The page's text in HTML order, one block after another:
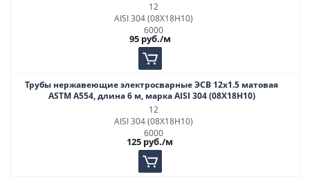
12
AISI 304 (08Х18Н10)
6000
95руб./м
Трубы нержавеющие электросварные ЭСВ 12х1.5 матовая
ASTM A554, длина 6 м, марка AISI 304 (08Х18Н10)
12
AISI 304 (08Х18Н10)
6000
125 руб./м